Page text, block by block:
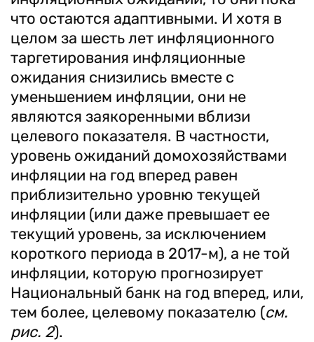
что остаются адаптивными. И хотя в
целом за шесть лет инфляционного
таргетирования инфляционные
ожидания снизились вместе с
уменьшением инфляции, они не
являются заякоренными вблизи
целевого показателя. В частности,
уровень ожиданий домохозяйствами
инфляции на год вперед равен
приблизительно уровню текущей
инфляции (или даже превышает ее
текущий уровень, за исключением
короткого периода в 2017-м), а не той
инфляции, которую прогнозирует
Национальный банк на год вперед, или,
тем более, целевому показателю (см.
рис. 2).